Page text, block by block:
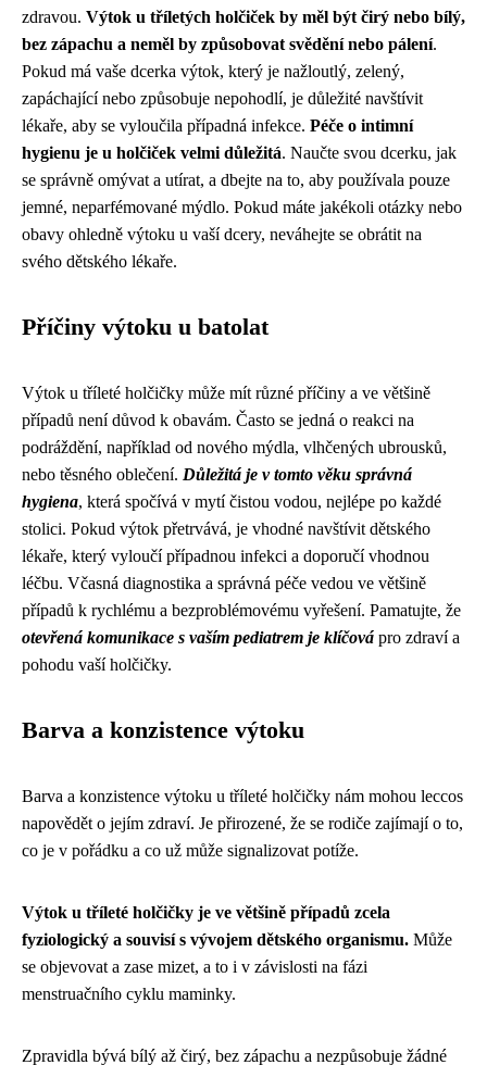
zdravou. Výtok u tříletých holčiček by měl být čirý nebo bílý,
bez zápachu a neměl by způsobovat svědění nebo pálení.
Pokud má vaše dcerka výtok, který je nažloutlý, zelený,
zapáchající nebo způsobuje nepohodlí, je důležité navštívit
lékaře, aby se vyloučila případná infekce. Péče o intimní
hygienu je u holčiček velmi důležitá. Naučte svou dcerku, jak
se správně omývat a utírat, a dbejte na to, aby používala pouze
jemné, neparfémované mýdlo. Pokud máte jakékoli otázky nebo
obavy ohledně výtoku u vaší dcery, neváhejte se obrátit na
svého dětského lékaře.
Příčiny výtoku u batolat
Výtok u tříleté holčičky může mít různé příčiny a ve většině
případů není důvod k obavám. Často se jedná o reakci na
podráždění, například od nového mýdla, vlhčených ubrousků,
nebo těsného oblečení. Důležitá je v tomto věku správná
hygiena, která spočívá v mytí čistou vodou, nejlépe po každé
stolici. Pokud výtok přetrvává, je vhodné navštívit dětského
lékaře, který vyloučí případnou infekci a doporučí vhodnou
léčbu. Včasná diagnostika a správná péče vedou ve většině
případů k rychlému a bezproblémovému vyřešení. Pamatujte, že
otevřená komunikace s vaším pediatrem je klíčová pro zdraví a
pohodu vaší holčičky.
Barva a konzistence výtoku
Barva a konzistence výtoku u tříleté holčičky nám mohou leccos
napovědět o jejím zdraví. Je přirozené, že se rodiče zajímají o to,
co je v pořádku a co už může signalizovat potíže.
Výtok u tříleté holčičky je ve většině případů zcela
fyziologický a souvisí s vývojem dětského organismu. Může
se objevovat a zase mizet, a to i v závislosti na fázi
menstruačního cyklu maminky.
Zpravidla bývá bílý až čirý, bez zápachu a nezpůsobuje žádné